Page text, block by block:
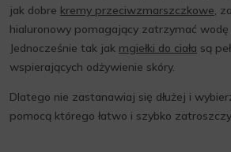
jak dobre kremy przeciwzmarszczkowe,
hialuronowy pomagający zatrzymać wodę
Jednocześnie tak jak mgiełki do ciała są
wspierających odżywienie skóry.
Dlatego nie zastanawiaj się dłużej i
pomocą którego łatwo i szybko